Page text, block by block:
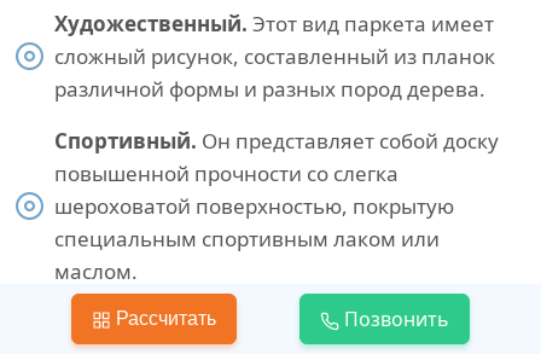
Художественный. Этот вид паркета имеет
сложный рисунок, составленный из планок
различной формы и разных пород дерева.
Спортивный. Он представляет собой доску
повышенной прочности со слегка
шероховатой поверхностью, покрытую
специальным спортивным лаком или
маслом.
Рассчитать Позвонить